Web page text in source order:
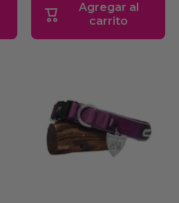
Agregar al
carrito